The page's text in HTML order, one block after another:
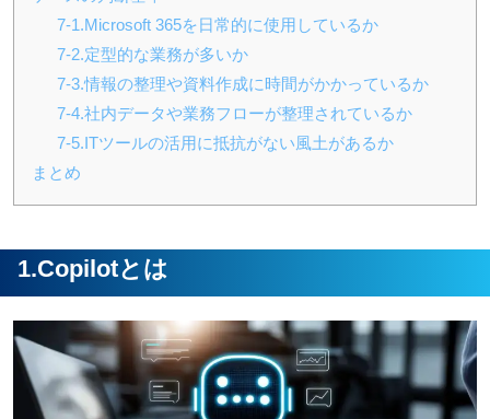
7-1.Microsoft 365を日常的に使用しているか
7-2.定型的な業務が多いか
7-3.情報の整理や資料作成に時間がかかっているか
7-4.社内データや業務フローが整理されているか
7-5.ITツールの活用に抵抗がない風土があるか
まとめ
1.Copilotとは